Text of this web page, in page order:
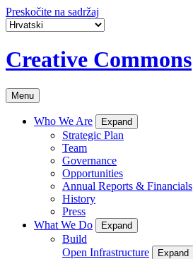
Preskočite na sadržaj
Creative Commons
Menu
Who We Are Expand
Strategic Plan
Team
Governance
Opportunities
Annual Reports & Financials
History
Press
What We Do
Expand
Build
Open Infrastructure
Expand